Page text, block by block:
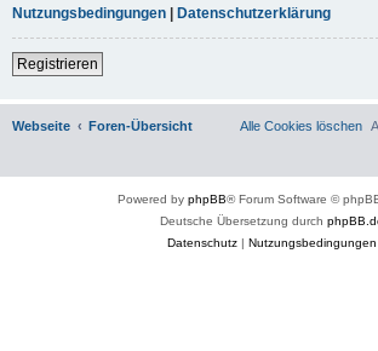
Nutzungsbedingungen
Datenschutzerklärung
Registrieren
Webseite Foren-Übersicht Alle Cookies löschen
Powered by phpBB® Forum Software ©
Deutsche Übersetzung durch
Datenschutz| Nutzungsbedingungen